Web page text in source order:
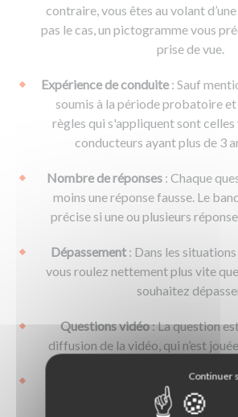
contraire, vous êtes au volant d’une
pas le cas, un pictogramme vous
prise de vue.
Expérience de conduite : Sauf
soumis à la période probatoire et
règles qui s'appliquent sont
conducteurs ayant plus de 3
Nombre de réponses: Chaque
moins une réponse fausse. Le
précise si une ou plusieurs
Dépassement: Dans les
vous roulez nettement plus vite
souhaitez
Questions vidéo: La question
diffusion de la vidéo, qui n’est
: Vous
pour répondre à chaque